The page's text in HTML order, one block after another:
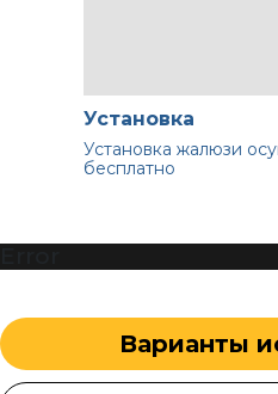
Установка
Установка жалюзи
бесплатно
Варианты